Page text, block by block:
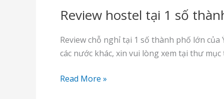
Review hostel tại 1 số
Review chỗ nghỉ tại 1 số thành phố lớn của
các nước khác, xin vui lòng xem tại thư
Review
Read More »